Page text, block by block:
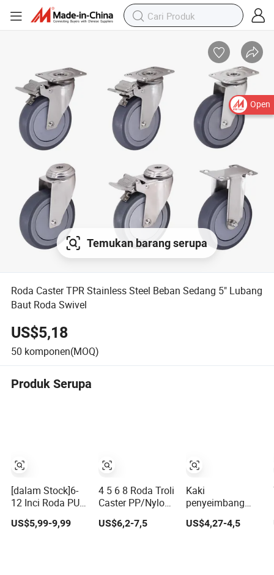
Open
Temukan barang serupa
Roda Caster TPR Stainless Steel Beban Sedang 5" Lubang
Baut Roda Swivel
US$5,18
50 komponen(MOQ)
Produk Serupa
[dalam Stock]6-
12 Inci Roda PU
Berat dengan
Rem, Roda Swivel
US$5,99-9,99
4 5 6 8 Roda Troli
Caster PP/Nylon
Berat Industri
US$6,2-7,5
Kaki
penyeimbang
putar samping
belakang yang
US$4,27-4,5